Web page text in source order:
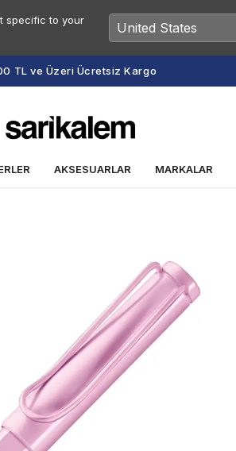
specific to your
TL ve Üzeri Ücretsiz Kargo
AKSESUARLAR MARKALAR